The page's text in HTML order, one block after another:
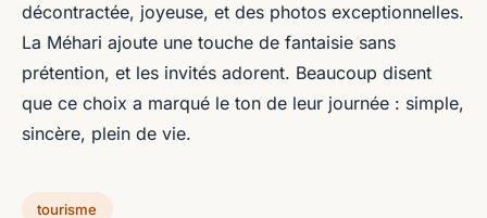
décontractée, joyeuse, et des photos exceptionnelles.
La Méhari ajoute une touche de fantaisie sans
prétention, et les invités adorent. Beaucoup disent
que ce choix a marqué le ton de leur journée : simple,
sincère, plein de vie.
tourisme